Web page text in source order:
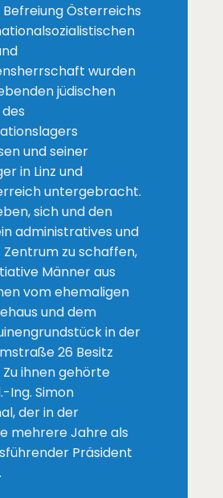
Österreichs
wurden
jüdischen
und seiner
in Linz und
untergebracht.
sich und den
administratives und
Zentrum zu schaffen,
Männer aus
vom ehemaligen
und dem
in der
26 Besitz
ihnen gehörte
Ing. Simon
der in der
mehrere Jahre als
Präsident